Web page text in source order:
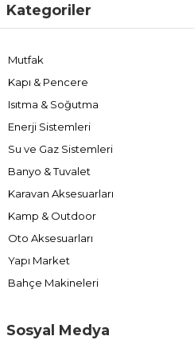
Kategoriler
Mutfak
Kapı & Pencere
Isıtma & Soğutma
Enerji Sistemleri
Su ve Gaz Sistemleri
Banyo & Tuvalet
Karavan Aksesuarları
Kamp & Outdoor
Oto Aksesuarları
Yapı Market
Bahçe Makineleri
Sosyal Medya